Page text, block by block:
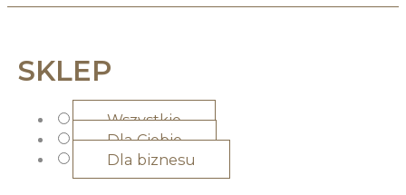
SKLEP
Wszystkie
Dla Ciebie
Dla biznesu